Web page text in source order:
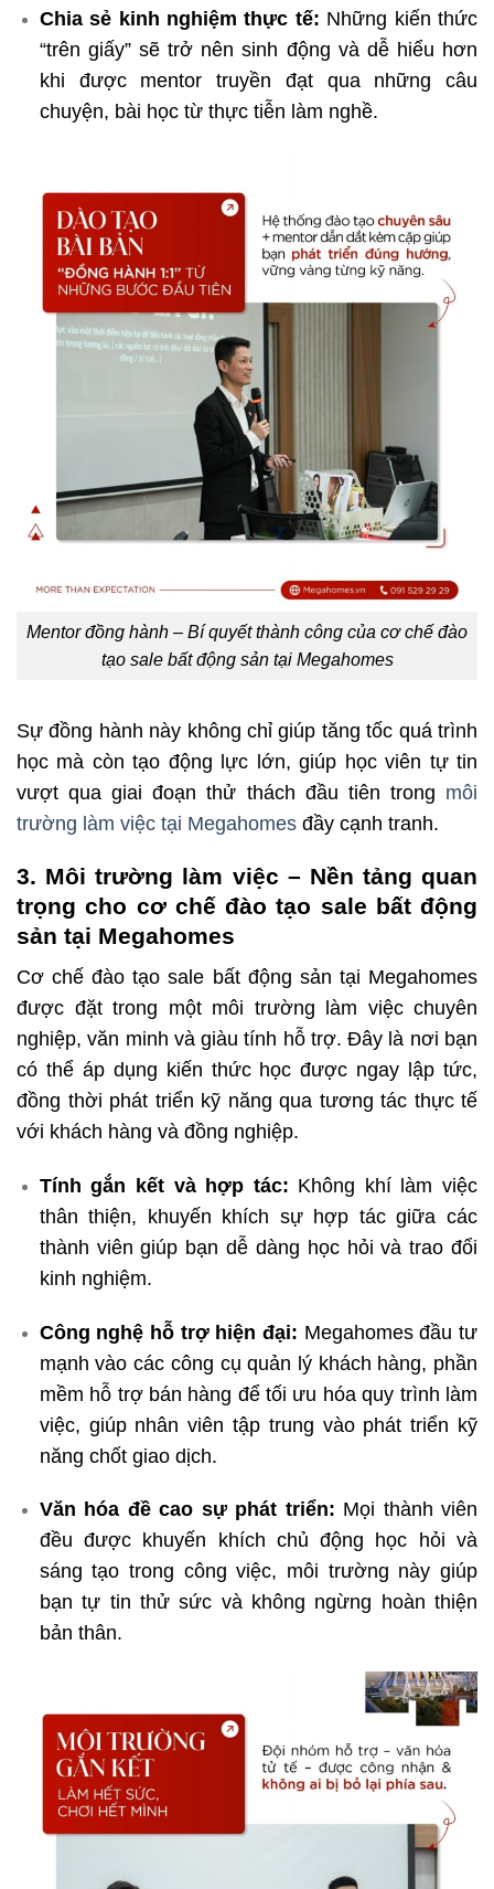
Chia sẻ kinh nghiệm thực tế: Những kiến thức
“trên giấy” sẽ trở nên sinh động và dễ hiểu hơn
khi được mentor truyền đạt qua những câu
chuyện, bài học từ thực tiễn làm nghề.
Mentor đồng hành – Bí quyết thành công của cơ chế đào
tạo sale bất động sản tại Megahomes
Sự đồng hành này không chỉ giúp tăng tốc quá trình
học mà còn tạo động lực lớn, giúp học viên tự tin
vượt qua giai đoạn thử thách đầu tiên trong môi
trường làm việc tại Megahomes đầy cạnh tranh.
3. Môi trường làm việc – Nền tảng quan
trọng cho cơ chế đào tạo sale bất động
sản tại Megahomes
Cơ chế đào tạo sale bất động sản tại Megahomes
được đặt trong một môi trường làm việc chuyên
nghiệp, văn minh và giàu tính hỗ trợ. Đây là nơi bạn
có thể áp dụng kiến thức học được ngay lập tức,
đồng thời phát triển kỹ năng qua tương tác thực tế
với khách hàng và đồng nghiệp.
Tính gắn kết và hợp tác: Không khí làm việc
thân thiện, khuyến khích sự hợp tác giữa các
thành viên giúp bạn dễ dàng học hỏi và trao đổi
kinh nghiệm.
Công nghệ hỗ trợ hiện đại: Megahomes đầu tư
mạnh vào các công cụ quản lý khách hàng, phần
mềm hỗ trợ bán hàng để tối ưu hóa quy trình làm
việc, giúp nhân viên tập trung vào phát triển kỹ
năng chốt giao dịch.
Văn hóa đề cao sự phát triển: Mọi thành viên
đều được khuyến khích chủ động học hỏi và
sáng tạo trong công việc, môi trường này giúp
bạn tự tin thử sức và không ngừng hoàn thiện
bản thân.